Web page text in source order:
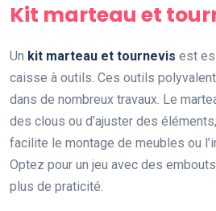
Kit marteau et
Un kit marteau et tournevis est
caisse à outils. Ces outils
dans de nombreux travaux. Le
des clous ou d’ajuster des
facilite le montage de meubles ou
Optez pour un jeu avec des
plus de praticité.